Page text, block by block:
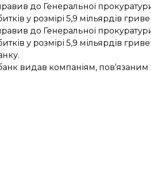
до Генеральної
у розмірі 5,9 мільярдів
до Генеральної
у розмірі 5,9 мільярдів
видав компаніям,